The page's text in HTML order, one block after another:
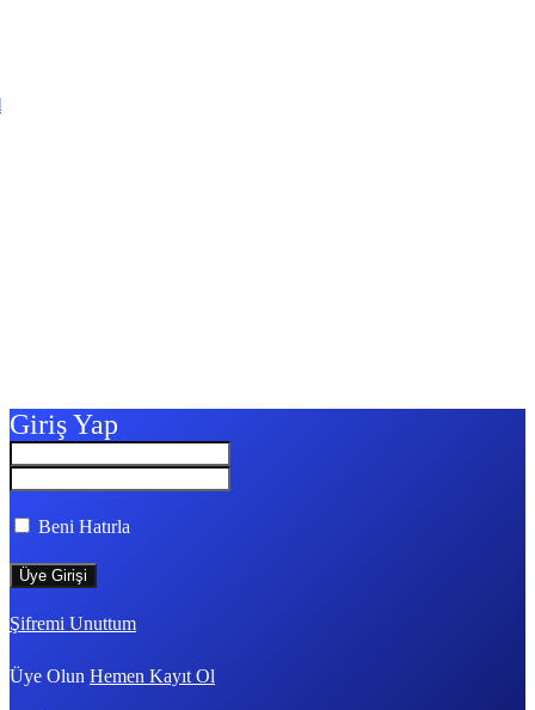
Giriş Yap
Beni Hatırla
Şifremi Unuttum
Üye Olun Hemen Kayıt Ol